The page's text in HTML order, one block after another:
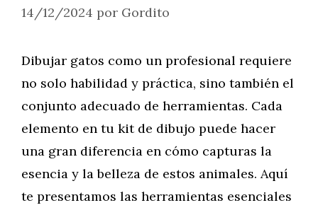
14/12/2024 por Gordito
Dibujar gatos como un profesional requiere
no solo habilidad y práctica, sino también el
conjunto adecuado de herramientas. Cada
elemento en tu kit de dibujo puede hacer
una gran diferencia en cómo capturas la
esencia y la belleza de estos animales. Aquí
te presentamos las herramientas esenciales